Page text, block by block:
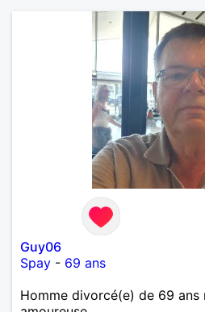
apprécies les conversations
et les personnes qui savent
n'hésite pas à venir discuter.
connaissance !
Guy06
Spay - 69 ans
Homme divorcé(e) de 69 ans